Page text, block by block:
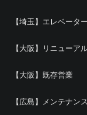
【埼玉】エレベータ
【大阪】リニューア
【大阪】既存営業
【広島】メンテナ